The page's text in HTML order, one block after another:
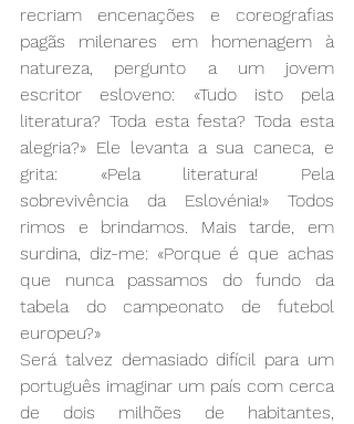
recriam encenações e coreografias
pagãs milenares em homenagem à
natureza, pergunto a um jovem
escritor esloveno: «Tudo isto pela
literatura? Toda esta festa? Toda esta
alegria?» Ele levanta a sua caneca, e
grita: «Pela literatura! Pela
sobrevivência da Eslovénia!» Todos
rimos e brindamos. Mais tarde, em
surdina, diz-me: «Porque é que achas
que nunca passamos do fundo da
tabela do campeonato de futebol
europeu?»
Será talvez demasiado difícil para um
português imaginar um país com cerca
de dois milhões de habitantes,